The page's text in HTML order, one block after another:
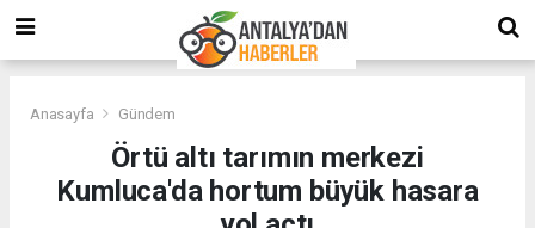
Anasayfa Gündem
Örtü altı tarımın merkezi
Kumluca'da hortum büyük hasara